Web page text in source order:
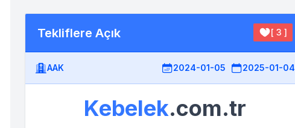
Tekliflere Açık [ 3 ]
AAK 2024-01-05 2025-01-04
Kebelek.com.tr